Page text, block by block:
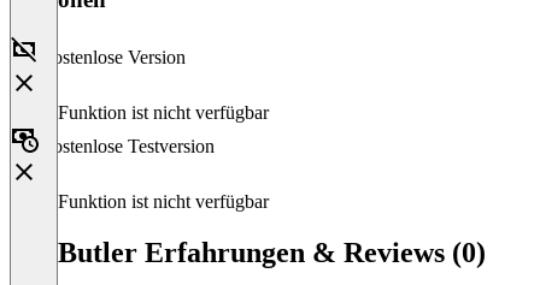
Kostenlose Version
Diese Funktion ist nicht verfügbar
Kostenlose Testversion
Diese Funktion ist nicht verfügbar
PR-Butler Erfahrungen & Reviews (0)